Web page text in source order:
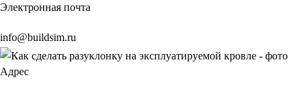
Электронная почта
info@buildsim.ru
Адрес